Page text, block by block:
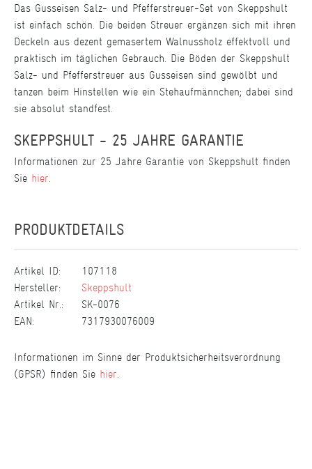
Das Gusseisen Salz- und Pfefferstreuer-Set von Skeppshult
ist einfach schön. Die beiden Streuer ergänzen sich mit ihren
Deckeln aus dezent gemasertem Walnussholz effektvoll und
praktisch im täglichen Gebrauch. Die Böden der Skeppshult
Salz- und Pfefferstreuer aus Gusseisen sind gewölbt und
tanzen beim Hinstellen wie ein Stehaufmännchen; dabei sind
sie absolut standfest.
SKEPPSHULT - 25 JAHRE GARANTIE
Informationen zur 25 Jahre Garantie von Skeppshult finden
Sie hier.
PRODUKTDETAILS
Artikel ID:
107118
Hersteller:
Skeppshult
Artikel Nr.:
SK-0076
EAN:
7317930076009
Informationen im Sinne der Produktsicherheitsverordnung
(GPSR) finden Sie hier.